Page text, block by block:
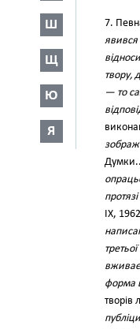
Ш
Щ
Ю
Я
7.
явився
твору,
— то
IX,
вживає
форма
творів